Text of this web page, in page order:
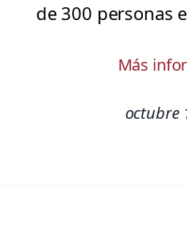
de 300 personas
Más
octubre